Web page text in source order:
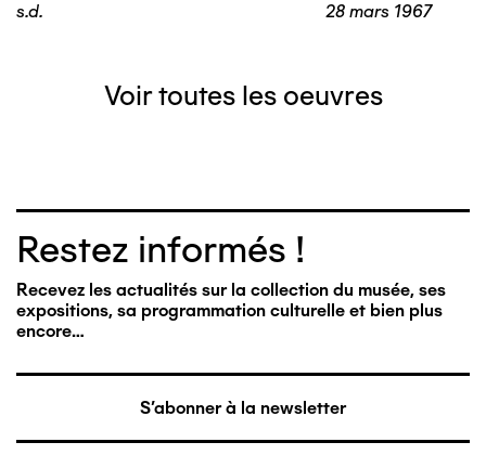
s.d.
28 mars 1967
Voir toutes les oeuvres
Restez informés !
Recevez les actualités sur la collection du musée, ses
expositions, sa programmation culturelle et bien plus
encore…
S'abonner à la newsletter